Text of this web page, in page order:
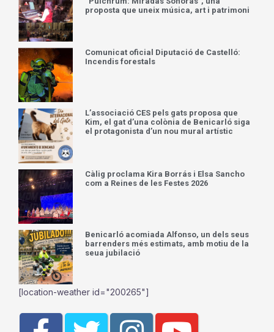
proposta que uneix música, art i patrimoni
Comunicat oficial Diputació de Castelló:
Incendis forestals
L’associació CES pels gats proposa que
Kim, el gat d’una colònia de Benicarló siga
el protagonista d’un nou mural artístic
Càlig proclama Kira Borrás i Elsa Sancho
com a Reines de les Festes 2026
Benicarló acomiada Alfonso, un dels seus
barrenders més estimats, amb motiu de la
seua jubilació
[location-weather id="200265"]